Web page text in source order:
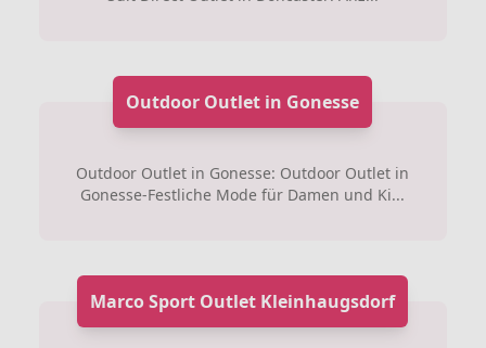
Outdoor Outlet in Gonesse
Outdoor Outlet in Gonesse: Outdoor Outlet in
Gonesse-Festliche Mode für Damen und Ki...
Marco Sport Outlet Kleinhaugsdorf